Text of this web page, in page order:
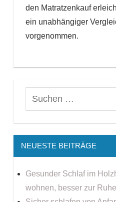
den Matratzenkauf
ein unabhängiger
vorgenommen.
NEUESTE BEITRÄGE
Gesunder Schlaf im
wohnen, besser zur